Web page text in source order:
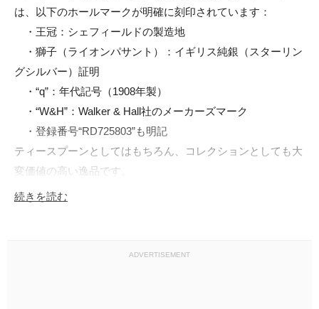
は、以下のホールマークが明確に刻印されています：
・王冠：シェフィールドの製造地
・獅子（ライオンパサント）：イギリス純銀（スターリン
グシルバー）証明
・“q”：年代記号（1908年製）
・“W&H”：Walker & Hall社のメーカーズマーク
・登録番号“RD725803”も明記
ティースプーンとしてはもちろん、コレクションとしても大
変価値の高い逸品です。
・サイズ：長さ 約11.5cm（各スプーン）
続きを読む
ADVERTISEMENT